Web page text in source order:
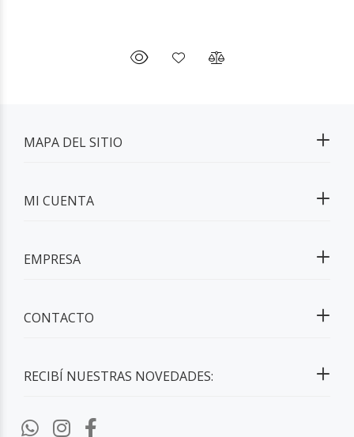
RECIBÍ NUESTRAS NOVEDADES:
MAPA DEL SITIO
MI CUENTA
EMPRESA
CONTACTO